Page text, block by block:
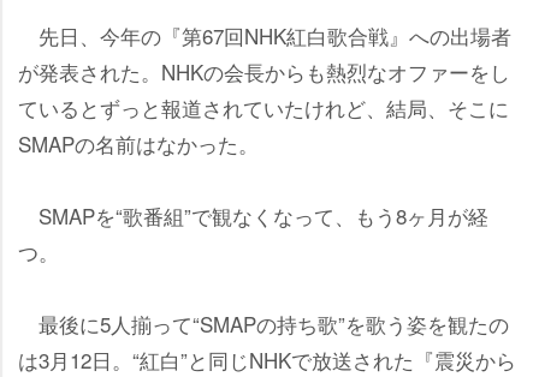
先日、今年の『第67回NHK紅白歌合戦』への出場者
が発表された。NHKの会長からも熱烈なオファーをし
ているとずっと報道されていたけれど、結局、そこに
SMAPの名前はなかった。
SMAPを“歌番組”で観なくなって、もう8ヶ月が経
つ。
最後に5人揃って“SMAPの持ち歌”を歌う姿を観たの
は3月12日。“紅白”と同じNHKで放送された『震災から